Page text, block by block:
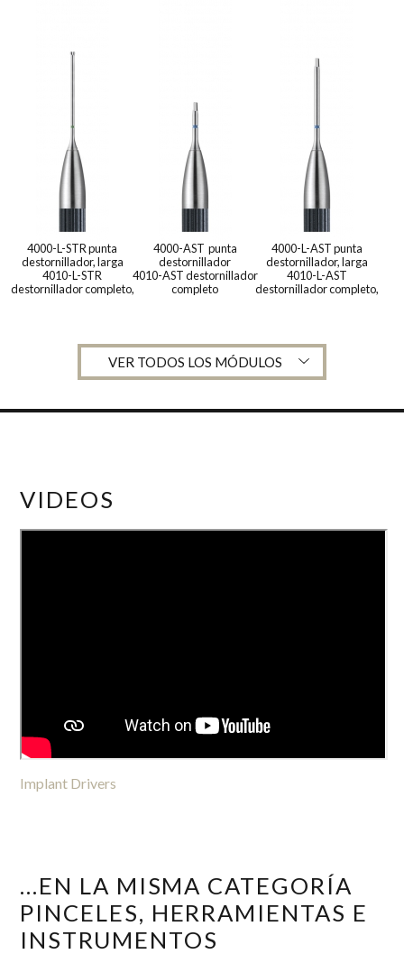
4000-L-STR punta
destornillador, larga
4010-L-STR
destornillador completo,
4000-AST punta
destornillador
4010-AST destornillador
completo
4000-L-AST punta
destornillador, larga
4010-L-AST
destornillador completo,
VER TODOS LOS MÓDULOS
VIDEOS
Implant Drivers
...EN LA MISMA CATEGORÍA
PINCELES, HERRAMIENTAS E
INSTRUMENTOS